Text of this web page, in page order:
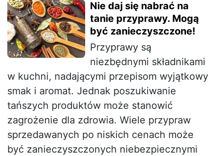
Nie daj się nabrać na
tanie przyprawy. Mogą
być zanieczyszczone!
Przyprawy są
niezbędnymi składnikami
w kuchni, nadającymi przepisom wyjątkowy
smak i aromat. Jednak poszukiwanie
tańszych produktów może stanowić
zagrożenie dla zdrowia. Wiele przypraw
sprzedawanych po niskich cenach może
być zanieczyszczonych niebezpiecznymi